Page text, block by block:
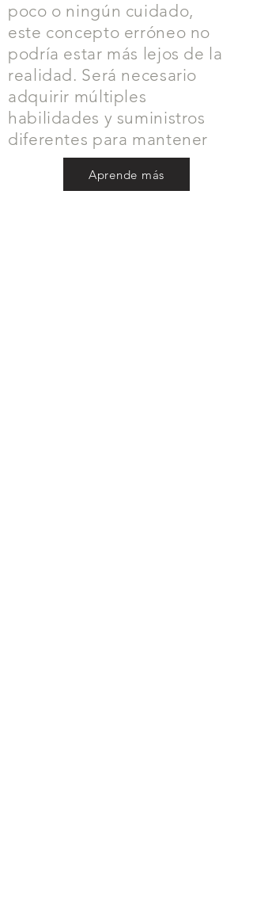
poco o ningún cuidado,
este concepto erróneo no
podría estar más lejos de la
realidad. Será necesario
adquirir múltiples
habilidades y suministros
diferentes para mantener
Aprende más